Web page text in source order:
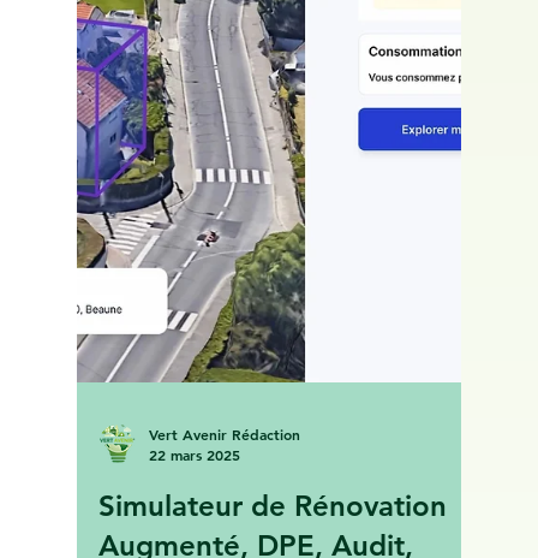
rénover votre logement
avec VERT AVENIR
Accompagnateur Renov
En 2025, la rénovation énergétique
devient une opportunité à saisir avec Vert
Avenir. Grâce à notre statut
d’Accompagnateur Rénov’ (MAR), no